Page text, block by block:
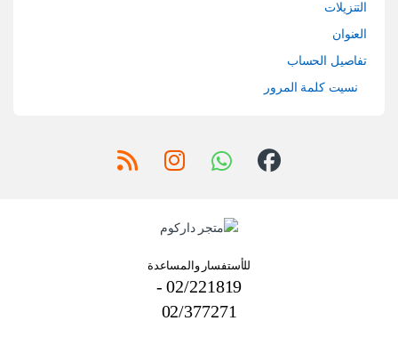
التنزيلات
العنوان
تفاصيل الحساب
نسيت كلمة المرور
للأستفسار والمساعدة
02/221819 -
02/377271